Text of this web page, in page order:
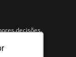
decisões.